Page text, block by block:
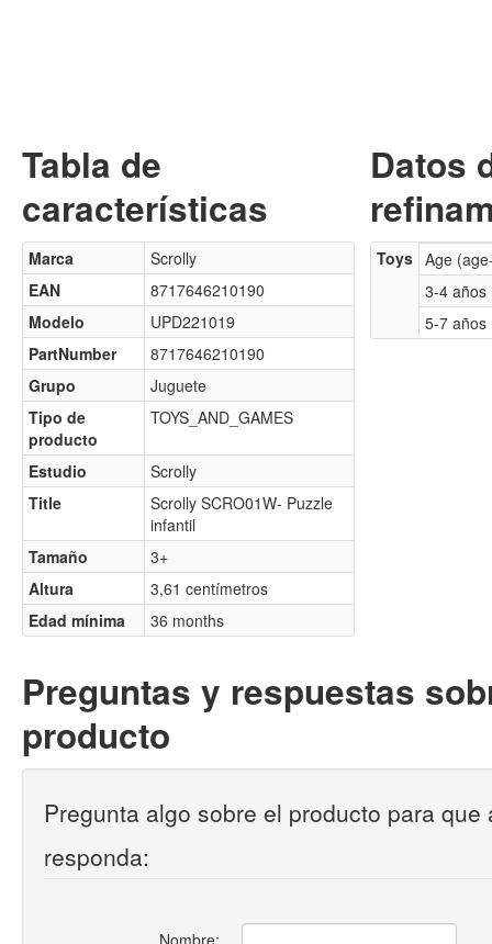
Tabla de
características
Marca
Scrolly
EAN
8717646210190
Modelo
UPD221019
PartNumber
8717646210190
Grupo
Juguete
Tipo de
producto
TOYS_AND_GAMES
Estudio
Scrolly
Title
Scrolly SCRO01W- Puzzle
infantil
Tamaño
3+
Altura
3,61 centímetros
Edad mínima
36 months
Datos
Toys Age
3-4 años
5-7 años
Preguntas y respuestas
producto
Pregunta algo sobre el producto para que
responda:
Nombre: